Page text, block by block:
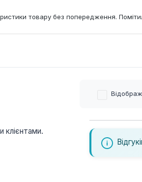
товару без попередження.
клієнтами.